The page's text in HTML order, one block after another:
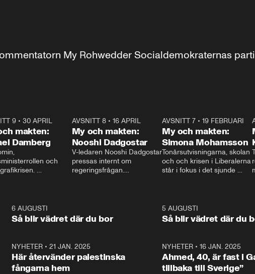
My Rohwedder Socialdemokraternas
9• 30 APRIL
makten:
Damberg
och
och Makten.
AVSNITT 8• 16 APRIL
My och makten:
Nooshi Dadgostar
V-ledaren Nooshi Dadgostar
pressas internt om
regeringsfrågan.
– Vi ställer upp i val. Ska vi
vara med så sitter vi förstås
24:30
AVSNITT 7• 19 FEBRUARI
My och makten:
Simona Mohamsson
Tonårsutvisningarna, skolan
och och krisen i Liberalerna
står i fokus i det sjunde
kommentator My
Rohwedder ställer
utbildnings- och
Mohamsson till svars.
1:066 AUGUSTI
Så blir vädret där du bor
5 AUGUSTI
Så blir vädret där du
NYHETER •21 JAN. 2025
Här återvänder palestinska
fångarna hem
NYHETER• 16 JAN. 2025
Ahmed, 40, är fast i
tillbaka till Sverige”